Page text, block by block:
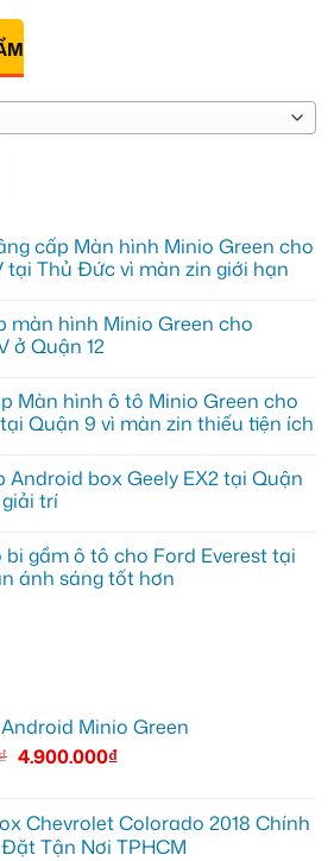
cấp Màn hình Minio Green cho
tại Thủ Đức vì màn zin giới hạn
màn hình Minio Green cho
ở Quận 12
Màn hình ô tô Minio Green cho
Quận 9 vì màn zin thiếu tiện ích
box Geely EX2 tại Quận
giải trí
bi gầm ô tô cho Ford Everest tại
ánh sáng tốt hơn
Minio Green
4.900.000₫
Chevrolet Colorado 2018 Chính
Tận Nơi TPHCM